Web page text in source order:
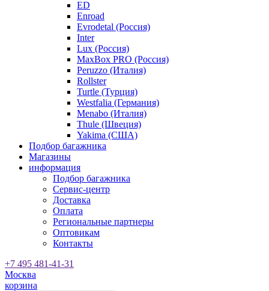
ED
Enroad
Evrodetal (Россия)
Inter
Lux (Россия)
MaxBox PRO (Россия)
Peruzzo (Италия)
Rollster
Turtle (Турция)
Westfalia (Германия)
Menabo (Италия)
Thule (Швеция)
Yakima (США)
Подбор багажника
Магазины
информация
Подбор багажника
Сервис-центр
Доставка
Оплата
Региональные партнеры
Оптовикам
Контакты
+7 495 481-41-31
Москва
корзина